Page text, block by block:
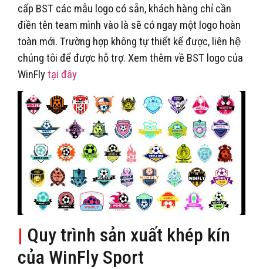
cấp BST các mẫu logo có sẵn, khách hàng chỉ cần
điền tên team mình vào là sẽ có ngay một logo hoàn
toàn mới. Trường hợp không tự thiết kế được, liên hệ
chúng tôi để được hỗ trợ. Xem thêm về BST logo của
WinFlytại đây
| Quy trình sản xuất khép kín
của WinFly Sport